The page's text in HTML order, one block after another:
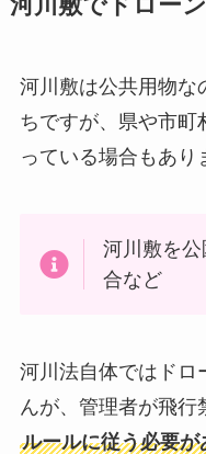
河川敷でドロー
河川敷は公共用物な
ちですが、県や市町
っている場合もあり
河川敷を
合など
河川法自体ではドロ
んが、管理者が飛
ルールに従う必要が